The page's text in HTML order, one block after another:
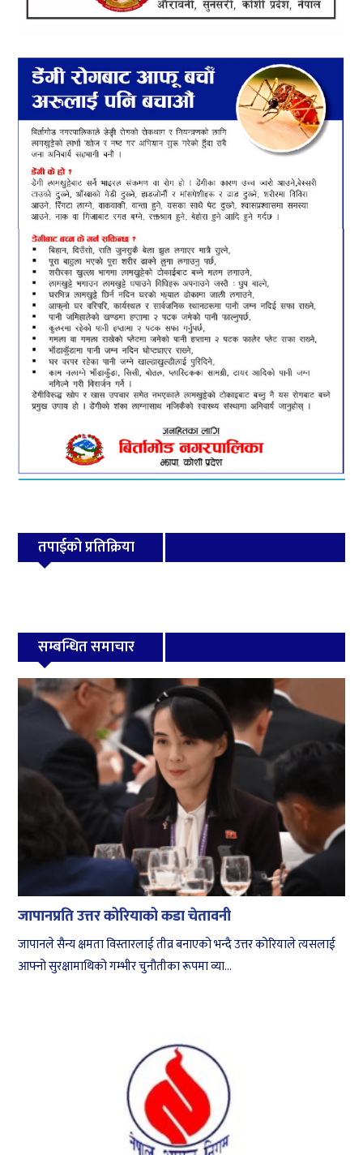
तपाईको प्रतिक्रिया
सम्बन्धित समाचार
जापानप्रति उत्तर कोरियाको कडा चेतावनी
जापानले सैन्य क्षमता विस्तारलाई तीव्र बनाएको भन्दै उत्तर कोरियाले त्यसलाई
आफ्नो सुरक्षामाथिको गम्भीर चुनौतीका रूपमा व्या...